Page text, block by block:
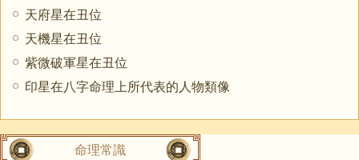
天府星在丑位
天機星在丑位
紫微破軍星在丑位
印星在八字命理上所代表的人物類像
命理常識